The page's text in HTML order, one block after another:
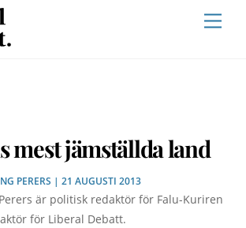
mest jämställda land
PERERS | 21 AUGUSTI 2013
är politisk redaktör för Falu-Kuriren
för Liberal Debatt.